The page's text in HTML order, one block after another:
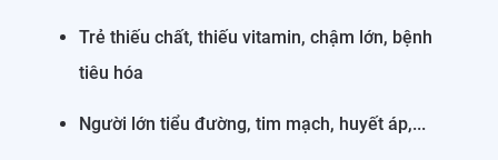
Trẻ thiếu chất, thiếu vitamin, chậm lớn, bệnh
tiêu hóa
Người lớn tiểu đường, tim mạch, huyết áp,...